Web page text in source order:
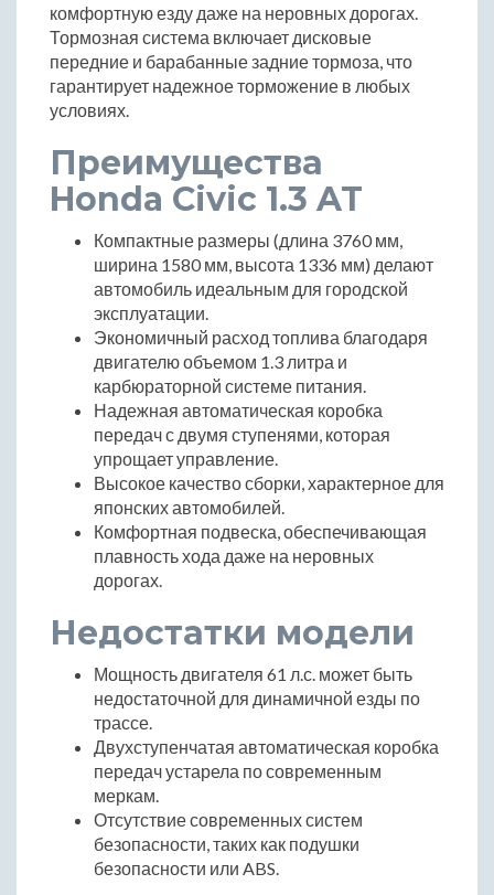
комфортную езду даже на неровных дорогах.
Тормозная система включает дисковые
передние и барабанные задние тормоза, что
гарантирует надежное торможение в любых
условиях.
Преимущества
Honda Civic 1.3 AT
Компактные размеры (длина 3760 мм,
ширина 1580 мм, высота 1336 мм) делают
автомобиль идеальным для городской
эксплуатации.
Экономичный расход топлива благодаря
двигателю объемом 1.3 литра и
карбюраторной системе питания.
Надежная автоматическая коробка
передач с двумя ступенями, которая
упрощает управление.
Высокое качество сборки, характерное для
японских автомобилей.
Комфортная подвеска, обеспечивающая
плавность хода даже на неровных
дорогах.
Недостатки модели
Мощность двигателя 61 л.с. может быть
недостаточной для динамичной езды по
трассе.
Двухступенчатая автоматическая коробка
передач устарела по современным
меркам.
Отсутствие современных систем
безопасности, таких как подушки
безопасности или ABS.